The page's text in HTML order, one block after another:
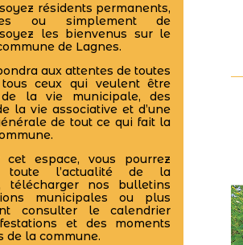
résidents permanents,
ou simplement de
les bienvenus sur le
de Lagnes.
aux attentes de toutes
ceux qui veulent être
la vie municipale, des
la vie associative et d’une
de tout ce qui fait la
cet espace, vous pourrez
toute l’actualité de la
télécharger nos bulletins
municipales ou plus
consulter le calendrier
et des moments
de la commune.